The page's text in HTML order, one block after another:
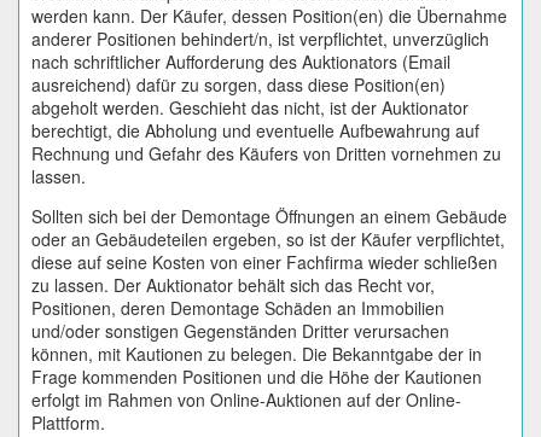
werden kann. Der Käufer, dessen Position(en) die Übernahme
anderer Positionen behindert/n, ist verpflichtet, unverzüglich
nach schriftlicher Aufforderung des Auktionators (Email
ausreichend) dafür zu sorgen, dass diese Position(en)
abgeholt werden. Geschieht das nicht, ist der Auktionator
berechtigt, die Abholung und eventuelle Aufbewahrung auf
Rechnung und Gefahr des Käufers von Dritten vornehmen zu
lassen.
Sollten sich bei der Demontage Öffnungen an einem Gebäude
oder an Gebäudeteilen ergeben, so ist der Käufer verpflichtet,
diese auf seine Kosten von einer Fachfirma wieder schließen
zu lassen. Der Auktionator behält sich das Recht vor,
Positionen, deren Demontage Schäden an Immobilien
und/oder sonstigen Gegenständen Dritter verursachen
können, mit Kautionen zu belegen. Die Bekanntgabe der in
Frage kommenden Positionen und die Höhe der Kautionen
erfolgt im Rahmen von Online-Auktionen auf der Online-
Plattform.